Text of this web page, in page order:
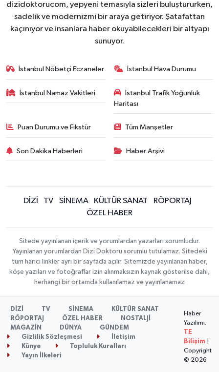
dizidoktorucom, yepyeni temasıyla sizleri buluştururken,
sadelik ve modernizmi bir araya getiriyor. Şatafattan
kaçınıyor ve insanlara haber okuyabilecekleri bir altyapı
sunuyor.
İstanbul Nöbetçi Eczaneler İstanbul Hava Durumu
İstanbul Namaz Vakitleri
İstanbul Trafik Yoğunluk
Haritası
Puan Durumu ve Fikstür Tüm Manşetler
Son Dakika Haberleri Haber Arşivi
DİZİ TV SİNEMA KÜLTÜR SANAT
RÖPORTAJ
ÖZEL HABER
Sitede yayınlanan içerik ve yorumlardan yazarları sorumludur.
Yayınlanan yorumlardan Dizi Doktoru sorumlu tutulamaz. Sitedeki
tüm harici linkler ayrı bir sayfada açılır. Sitemizde yayınlanan haber,
köşe yazıları ve fotoğraflar izin alınmaksızın kaynak gösterilse dahi,
herhangi bir ortamda kullanılamaz ve yayınlanamaz
DİZİ TV SİNEMA
KÜLTÜR SANAT
RÖPORTAJ
ÖZEL HABER
NOSTALJİ
MAGAZİN
DÜNYA
GÜNDEM
Gizlilik Sözleşmesi
İletişim
Künye
Topluluk Kuralları
Yayın İlkeleri
Haber
Yazılımı:
TE
Bilişim
Copyright
© 2026